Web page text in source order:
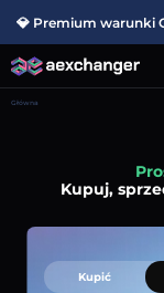
💎 Premium warunki
Główna
Kupuj,
Kupić